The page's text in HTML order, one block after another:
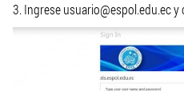
3. Ingrese usuario@espol.edu.ec y